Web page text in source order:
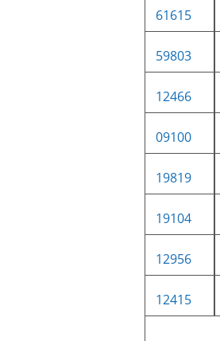
61615
59803
12466
09100
19819
19104
12956
12415